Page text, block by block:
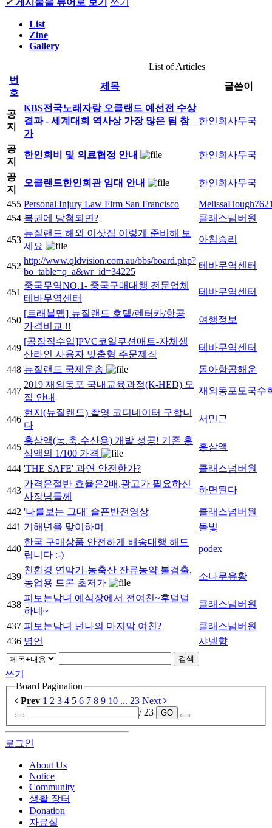
✔ 게시물을 뷰어로 보기 쓰기
List
Zine
Gallery
List of Articles
번
호
제목 글쓴이
공
지
KBS전국노래자랑 오클랜드 예선전 수상
결과 - 세계대회 역사상 가장 많은 팀 참
가
한인회사무국
공
지
한인회비 및 의료협정 안내 한인회사무국
공
지
오클랜드한인회관 임대 안내 한인회사무국
455 Personal Injury Law Firm San Francisco
454 복권에 당첨되면? 클래스넘버원
453
뉴질랜드 해외 이삿짐 이렇게 준비해 보
세요
아침승리
452
http://www.qldvision.com.au/bbs/board.php?
bo_table=q_a&wr_id=34225
테바무역센터
451
중국무역NO.1- 중국구매대행 전문업체
테바무역센터
테바무역센터
450
[트래블맵] 뉴질랜드 호텔/렌터카/항공
가격비교 !!
여행정보
449
[공장직수입]PVC코일쿠션매트-자체생
산라인 사용자 맞춤형 주문제작
테바무역센터
448 뉴질랜드 국제운송 동아항공해운
447
2019 재외동포 국내교육과정(K-HED) 모
집 안내
재외동포모국수
446
현지(뉴질랜드) 촬영 코디네이터 구합니
다
서민근
445
홍삼액(농.축.수산용) 개발 성공! 기존 홍
삼액의 1/100 가격
홍삼액
444 'THE SAFE' 과연 안전한가? 클래스넘버원
443
가격은절반 효율은2배,광고가 필요하신
사장님들께
하면된다
442 '나를보는 그대' 슬픈반전영상
클래스넘버원
441 기해년을 맞이하며 돌빛
440
한국 구매상품 안전하게 배송대행 해드
립니다 :-)
podex
439
친환경 연막기-농축산 잔류농약 불검출,
농업용 드론 초저가
소나무유황
438
피보는남녀 예식장에서 전여친~후덜덜
하네~
클래스넘버원
437 피보는남녀 넌나의 마지막 여친?
클래스넘버원
436 명언 샤넬향
검색
쓰기
Board Pagination
Prev 1 2 3 4 5 6 7 8 9 10 ... 23 Next
/ 23
GO
로그인
About Us
Notice
Community
생활 장터
Donation
자료실